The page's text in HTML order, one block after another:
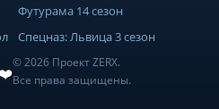
© 2026 Проект ZERX.
Все права защищены.
Футурама 14 сезон
Спецназ: Львица 3 сезон